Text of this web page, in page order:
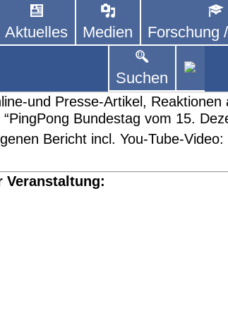
E. V.
von kooperierenden Vereinen
um Personen mit Parkinson und
Aktuelles Medien Forschung
Suchen
und Presse-Artikel,
Bundestag vom 15.
Bericht incl. You-Tube-Video:
Veranstaltung: